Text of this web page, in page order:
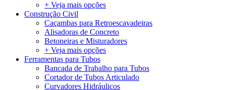
+ Veja mais opções
Construção Civil
Caçambas para Retroescavadeiras
Alisadoras de Concreto
Betoneiras e Misturadores
+ Veja mais opções
Ferramentas para Tubos
Bancada de Trabalho para Tubos
Cortador de Tubos Articulado
Curvadores Hidráulicos